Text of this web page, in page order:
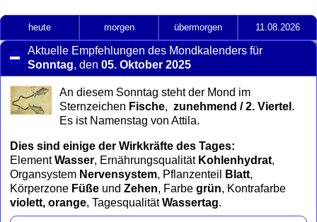
heute morgen übermorgen 11.08.2026
Aktuelle Empfehlungen des Mondkalenders für
Sonntag, den05. Oktober 2025
to
collapse
contents
An diesem Sonntag steht der Mond im
Sternzeichen Fische, zunehmend / 2. Viertel .
Es ist Namenstag von Attila.
Dies sind einige der Wirkkräfte des Tages:
ElementWasser, Ernährungsqualität Kohlenhydrat,
Organsystem Nervensystem, Pflanzenteil Blatt,
Körperzone Füße und Zehen, Farbe grün, Kontrafarbe
violett, orange, TagesqualitätWassertag.